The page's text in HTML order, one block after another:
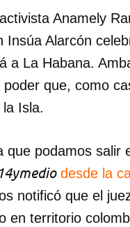
Anamely
Alarcón
a La Habana.
que, como
Isla.
podamos salir
14ymedio desde la
notificó que el
en territorio